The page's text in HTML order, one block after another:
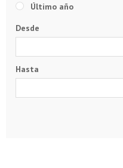
Último año
Desde
Hasta